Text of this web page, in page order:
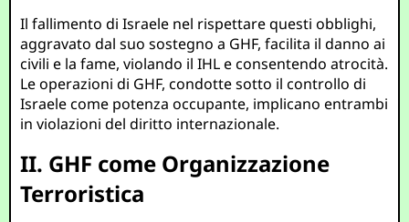
Il fallimento di Israele nel rispettare questi obblighi,
aggravato dal suo sostegno a GHF, facilita il danno ai
civili e la fame, violando il IHL e consentendo atrocità.
Le operazioni di GHF, condotte sotto il controllo di
Israele come potenza occupante, implicano entrambi
in violazioni del diritto internazionale.
II. GHF come Organizzazione
Terroristica